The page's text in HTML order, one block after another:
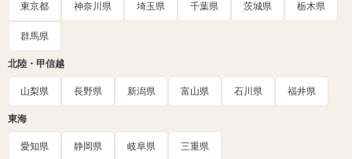
東京都 神奈川県 埼玉県 千葉県 茨城県 栃木県
群馬県
北陸・甲信越
山梨県 長野県 新潟県 富山県 石川県 福井県
東海
愛知県 静岡県 岐阜県 三重県